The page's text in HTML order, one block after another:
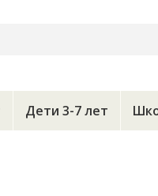
Дети 3-7 лет